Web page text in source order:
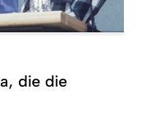
die die